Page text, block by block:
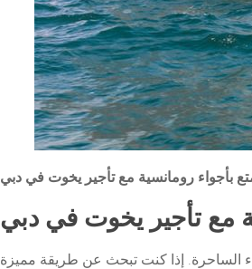
بأجواء رومانسية مع تأجير يخوت في دبي
مع تأجير يخوت في دبي
الساحرة. إذا كنت تبحث عن طريقة مميزة